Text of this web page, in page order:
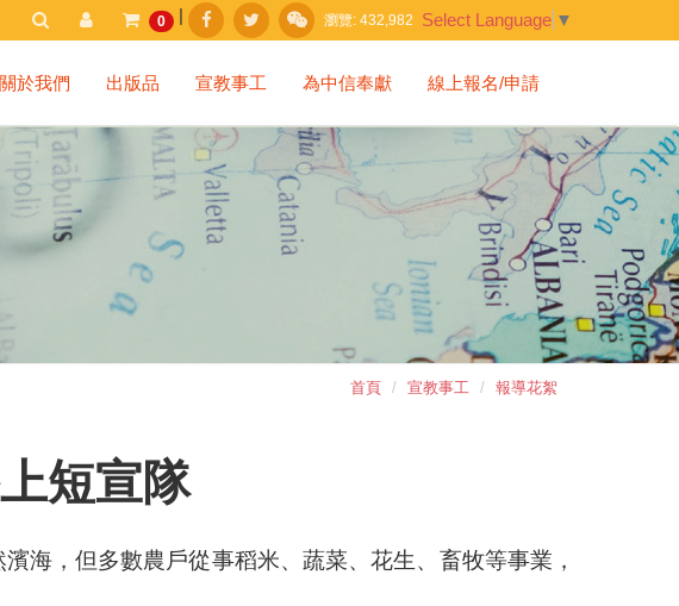
Select Language ▼
瀏覽: 432,982
0 |
關於我們 出版品 宣教事工 為中信奉獻 線上報名/申請
首頁 宣教事工 報導花絮
短宣隊
海，但多數農戶從事稻米、蔬菜、花生、畜牧等事業，